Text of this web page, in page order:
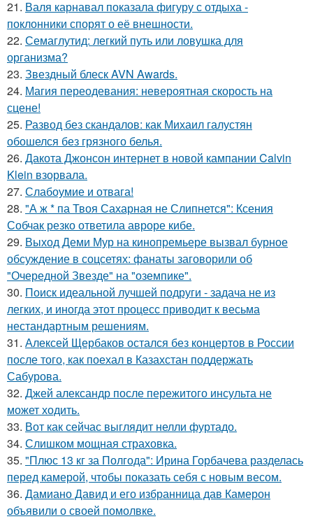
21. Валя карнавал показала фигуру с отдыха -
поклонники спорят о её внешности.
22. Семаглутид: легкий путь или ловушка для
организма?
23. Звездный блеск AVN Awards.
24. Магия переодевания: невероятная скорость на
сцене!
25. Развод без скандалов: как Михаил галустян
обошелся без грязного белья.
26. Дакота Джонсон интернет в новой кампании Calvin
Klein взорвала.
27. Слабоумие и отвага!
28. "А ж * па Твоя Сахарная не Слипнется": Ксения
Собчак резко ответила авроре кибе.
29. Выход Деми Мур на кинопремьере вызвал бурное
обсуждение в соцсетях: фанаты заговорили об
"Очередной Звезде" на "оземпике".
30. Поиск идеальной лучшей подруги - задача не из
легких, и иногда этот процесс приводит к весьма
нестандартным решениям.
31. Алексей Щербаков остался без концертов в России
после того, как поехал в Казахстан поддержать
Сабурова.
32. Джей александр после пережитого инсульта не
может ходить.
33. Вот как сейчас выглядит нелли фуртадо.
34. Слишком мощная страховка.
35. "Плюс 13 кг за Полгода": Ирина Горбачева разделась
перед камерой, чтобы показать себя с новым весом.
36. Дамиано Давид и его избранница дав Камерон
объявили о своей помолвке.